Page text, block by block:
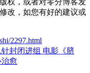
改，如您有好的建议或
2297.html
封闭进组 电影《脐
愈